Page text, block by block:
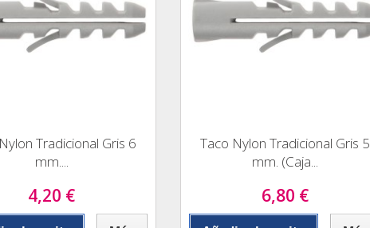
Tradicional Gris 6
mm....
4,20 €
Taco Nylon Tradicional Gris 5
mm. (Caja...
6,80 €